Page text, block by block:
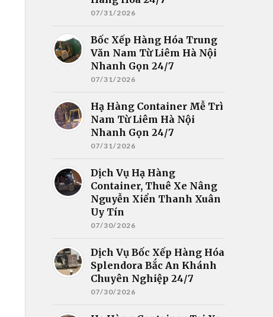
07/31/2026
Bốc Xếp Hàng Hóa Trung
Văn Nam Từ Liêm Hà Nội
Nhanh Gọn 24/7
07/31/2026
Hạ Hàng Container Mễ Trì
Nam Từ Liêm Hà Nội
Nhanh Gọn 24/7
07/31/2026
Dịch Vụ Hạ Hàng
Container, Thuê Xe Nâng
Nguyễn Xiển Thanh Xuân
Uy Tín
07/30/2026
Dịch Vụ Bốc Xếp Hàng Hóa
Splendora Bắc An Khánh
Chuyên Nghiệp 24/7
07/30/2026